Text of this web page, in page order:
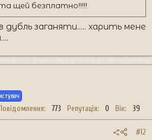
щей безплатно!!!!!
заганяти..... харить мене
773 Репутація 0 Вік 39
#12